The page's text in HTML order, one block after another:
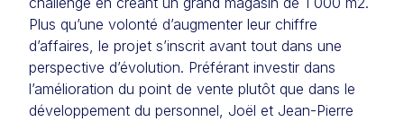
Plus qu’une volonté d’augmenter leur chiffre
d’affaires, le projet s’inscrit avant tout dans une
perspective d’évolution. Préférant investir dans
l’amélioration du point de vente plutôt que dans le
développement du personnel, Joël et Jean-Pierre